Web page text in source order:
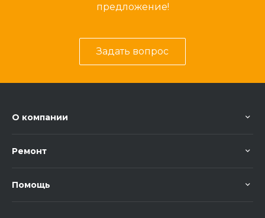
предложение!
Задать вопрос
О компании
Ремонт
Помощь